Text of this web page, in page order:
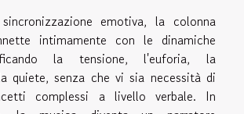
emotiva, la colonna
intimamente con le dinamiche
la tensione, l'euforia, la
quiete, senza che vi sia necessità di
complessi a livello verbale. In